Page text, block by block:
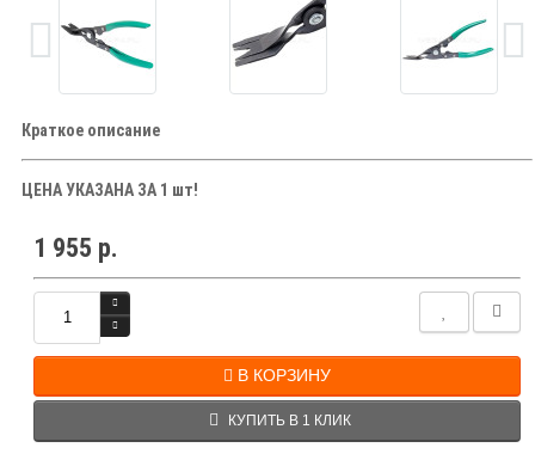
Краткое описание
ЦЕНА УКАЗАНА ЗА 1 шт!
1 955 р.
В КОРЗИНУ
КУПИТЬ В 1 КЛИК